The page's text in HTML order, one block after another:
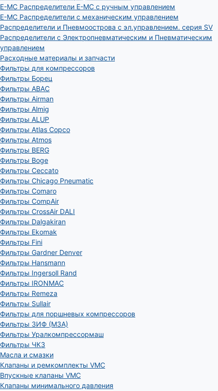
E-MC Распределители E-MC с ручным управлением
E-MC Распределители с механическим управлением
Распределители и Пневмоострова с эл.управлением. серия SV
Распределители с Электропневматическим и Пневматическим
управлением
Расходные материалы и запчасти
Фильтры для компрессоров
Фильтры Борец
Фильтры ABAC
Фильтры Airman
Фильтры Almig
Фильтры ALUP
Фильтры Atlas Copco
Фильтры Atmos
Фильтры BERG
Фильтры Boge
Фильтры Ceccato
Фильтры Chicago Pneumatic
Фильтры Comaro
Фильтры CompAir
Фильтры CrossAir DALI
Фильтры Dalgakiran
Фильтры Ekomak
Фильтры Fini
Фильтры Gardner Denver
Фильтры Hansmann
Фильтры Ingersoll Rand
Фильтры IRONMAC
Фильтры Remeza
Фильтры Sullair
Фильтры для поршневых компрессоров
Фильтры ЗИФ (МЗА)
Фильтры Уралкомпрессормаш
Фильтры ЧКЗ
Масла и смазки
Клапаны и ремкомплекты VMC
Впускные клапаны VMC
Клапаны минимального давления